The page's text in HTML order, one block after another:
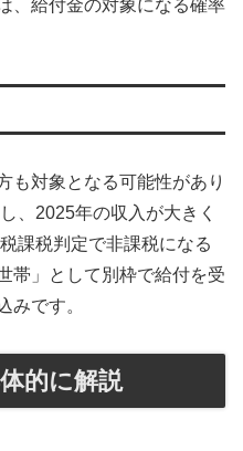
、給付金の対象になる確率
も対象となる可能性があり
、2025年の収入が大きく
課税判定で非課税になる
帯」として別枠で給付を受
みです。
的に解説